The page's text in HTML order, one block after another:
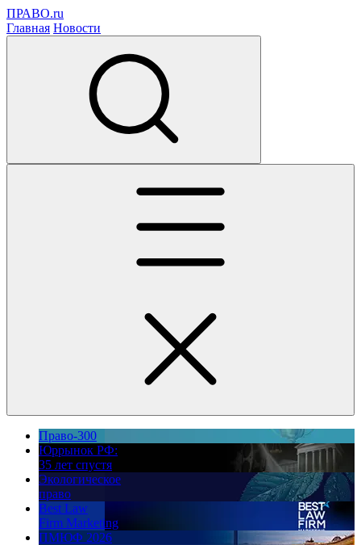
ПРАВО.ru
Главная Новости
Право-300
Юррынок РФ:
35 лет спустя
Экологическое
право
Best Law
Firm Marketing
ПМЮФ 2026